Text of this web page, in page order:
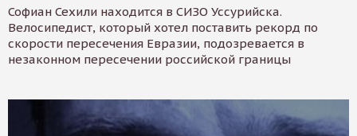
Софиан Сехили находится в СИЗО Уссурийска.
Велосипедист, который хотел поставить рекорд по
скорости пересечения Евразии, подозревается в
незаконном пересечении российской границы